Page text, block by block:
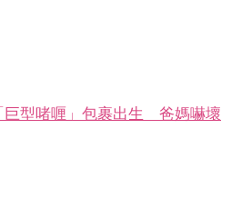
巨型啫喱」包裹出生 爸媽嚇壞